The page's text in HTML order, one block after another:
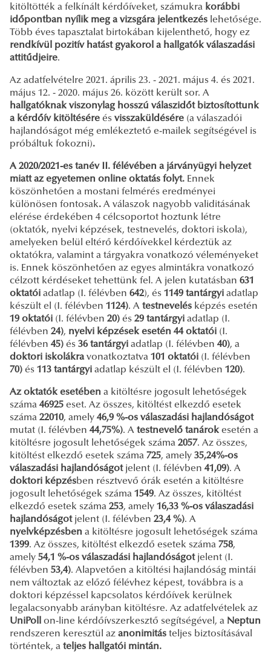
kitöltötték a felkínált kérdőíveket, számukra korábbi
időpontban nyílik meg a vizsgára jelentkezés lehetősége.
Több éves tapasztalat birtokában kijelenthető, hogy ez
rendkívül pozitív hatást gyakorol a hallgatók válaszadási
attitűdjeire.
Az adatfelvételre 2021. április 23. - 2021. május 4. és 2021.
május 12. - 2020. május 26. között került sor. A
hallgatóknak viszonylag hosszú válaszidőt biztosítottunk
a kérdőív kitöltésére és visszaküldésére (a válaszadói
hajlandóságot még emlékeztető e-mailek segítségével is
próbáltuk fokozni).
A 2020/2021-es tanév II. félévében a járványügyi helyzet
miatt az egyetemen online oktatás folyt. Ennek
köszönhetően a mostani felmérés eredményei
különösen fontosak. A válaszok nagyobb validitásának
elérése érdekében 4 célcsoportot hoztunk létre
(oktatók, nyelvi képzések, testnevelés, doktori iskola),
amelyeken belül eltérő kérdőívekkel kérdeztük az
oktatókra, valamint a tárgyakra vonatkozó véleményeket
is. Ennek köszönhetően az egyes almintákra vonatkozó
célzott kérdéseket tehettünk fel. A jelen kutatásban 631
oktatói adatlap (I. félévben 642), és 1149 tantárgyi adatlap
készült el (I. félévben 1124). A testnevelés képzés esetén
19 oktatói (I. félévben 20) és 29 tantárgyi adatlap (I.
félévben 24), nyelvi képzések esetén 44 oktatói (I.
félévben 45) és 36 tantárgyi adatlap (I. félévben 40), a
doktori iskolákravonatkoztatva 101 oktatói (I. félévben
70) és 113 tantárgyi adatlap készült el (I. félévben 120).
Az oktatók esetében a kitöltésre jogosult lehetőségek
száma 46925 eset. Az összes, kitöltést elkezdő esetek
száma 22010, amely 46,9 %-os válaszadási hajlandóságot
mutat (I. félévben 44,75%). A testnevelő tanárokesetén a
kitöltésre jogosult lehetőségek száma 2057. Az összes,
kitöltést elkezdő esetek száma 725, amely 35,24%-os
válaszadási hajlandóságot jelent (I. félévben 41,09). A
doktori képzésben résztvevő órák esetén a kitöltésre
jogosult lehetőségek száma 1549. Az összes, kitöltést
elkezdő esetek száma 253, amely 16,33 %-os válaszadási
hajlandóságot jelent (I. félévben 23,4 %). A
nyelvképzésben a kitöltésre jogosult lehetőségek száma
1399. Az összes, kitöltést elkezdő esetek száma 758,
amely 54,1 %-os válaszadási hajlandóságot jelent (I.
félévben 53,4). Alapvetően a kitöltési hajlandóság mintái
nem változtak az előző félévhez képest, továbbra is a
doktori képzéssel kapcsolatos kérdőívek kerülnek
legalacsonyabb arányban kitöltésre. Az adatfelvételek az
UniPoll on-line kérdőívszerkesztő segítségével, a Neptun
rendszeren keresztül az anonimitás teljes biztosításával
történtek, a teljes hallgatói mintán.